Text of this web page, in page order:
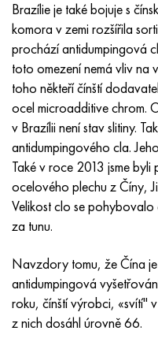
Brazílie je také bojuje s
komora v zemi rozšířila
prochází antidumpingová
toto omezení nemá vliv na
toho někteří čínští
ocel microadditive chrom.
v Brazílii není stav slitiny.
antidumpingového cla.
Také v roce 2013 jsme
ocelového plechu z Číny,
Velikost clo se
za tunu.
Navzdory tomu, že Čína je
antidumpingová
roku, čínští výrobci, «svítí"
z nich dosáhl úrovně 66.
Inotherm
incotest
Jette M152
Kobalt 6B
maraging 250
René 41
Maraging 350
MP35N
47ND
47НХР
49 KF
49K2F, 49K2FA-VI
Slitina 50N
Slitina 50NP
Slitina 52N
52K12F
HN62VMYUT
HN62MVKYU
HN63 MB
XN65VM
KhN65VMTYu
KhN67MVTYu
KhN68VMTYUK-vd
KhN70VMTYu
VT-35
PT-1M
PT-3V
PT-7M
2B
SPT-2 sv
3M
TL3
1.4466 - AISI 310MoLn
Slitina Al6xn
15-7Ph® - 1,4532
PH 13-8 Po - 1,4534
1,4542 - 17-4Ph®
Custom 455® - 1.4543 -
1,4548 - 17-4Ph®
1,4550 - AISI 347
10X17H13M3T
10X18N18Yu4D
11X11N2V2MF
12Х18Н9Т
13X11N2V2MF
15x11mf
15H12H2MVFAB
15X16K5N2MVFAB
2,0872, CuNi10Fe1Mn,
Silikonový hliníkový bronz
CW301G, C64200
křemíkový bronz
C65500, CuAl11Fe3
C65620, CuSi3Fe2Zn3
Cín-olověný bronz
c92200, CuSn6Zn4Pb2
Červená mosaz
C84400, CuSn2ZnPb
C83600, CuSn5ZnPb
45G2, 45g2, AISI 1144
Legovaná konstrukční ocel
10g2, 10g2, AISI 1513
12X2H4A, 15NiCr13,
AC14, 11SMnPb30
20G, 20mn5
20HM, 24CrMo5, 20hm
25KhGM, 20CrMo5,
Р6М5, 1.3343, hs6-5-2,
Р6М5К5, 1,3243, hs6-5-
R6M5F3, 1,3344, hs6-5-3
Р9М4К8,1,3207
R12F3, 1,3318, sw12
P18, 1,3355, hs18-0-1,
У10,1.1645, C105W1
11G12, 110G13L,